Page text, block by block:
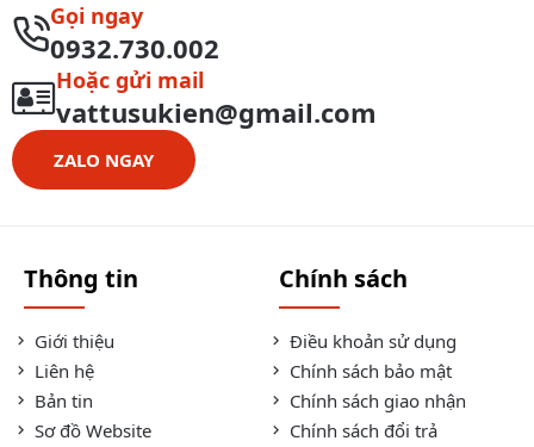
Gọi ngay
0932.730.002
Hoặc gửi mail
vattusukien@gmail.com
ZALO NGAY
Thông tin
Giới thiệu
Liên hệ
Bản tin
Sơ đồ Website
Chính sách
Điều khoản sử dụng
Chính sách bảo mật
Chính sách giao nhận
Chính sách đổi trả